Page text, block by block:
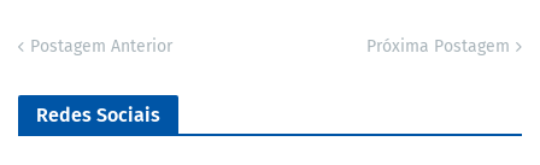
Postagem Anterior Próxima Postagem
Redes Sociais